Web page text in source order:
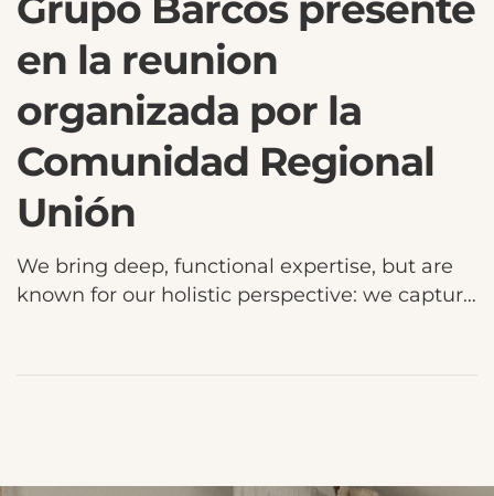
en la reunion
organizada por la
Comunidad Regional
Unión
We bring deep, functional expertise, but are
known for our holistic perspective: we capture